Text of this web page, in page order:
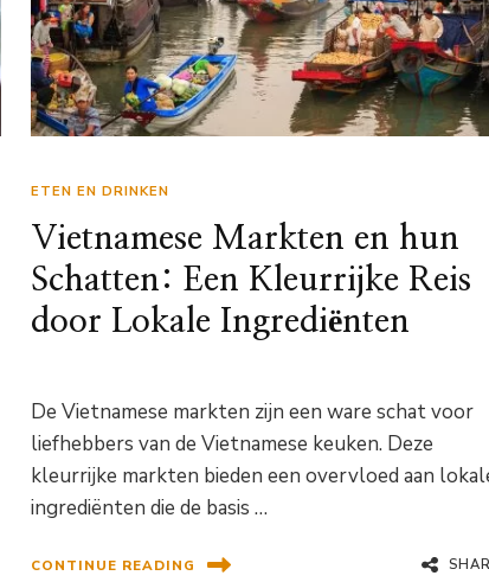
ETEN EN DRINKEN
Vietnamese Markten en hun
Schatten: Een Kleurrijke Reis
door Lokale Ingrediënten
De Vietnamese markten zijn een ware schat voor
liefhebbers van de Vietnamese keuken. Deze
kleurrijke markten bieden een overvloed aan
ingrediënten die de basis …
CONTINUE READING